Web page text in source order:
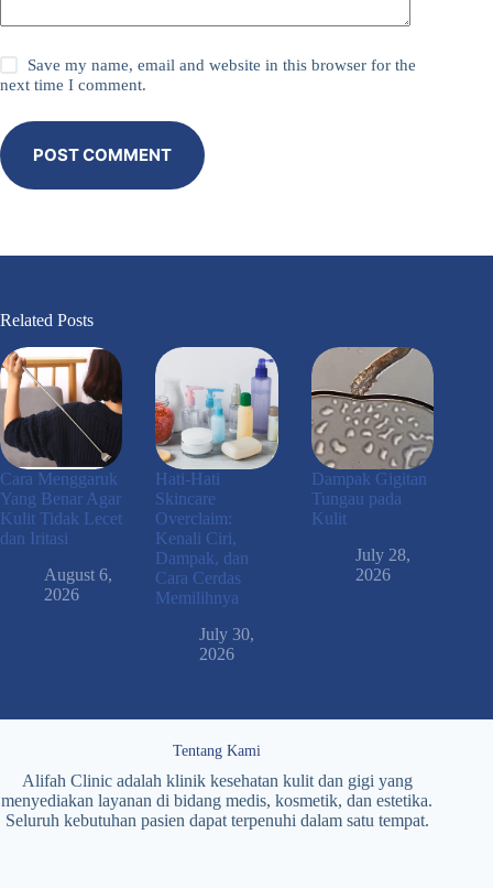
Save my name, email and website in this browser for the
next time I comment.
POST COMMENT
Related Posts
Cara Menggaruk
Yang Benar Agar
Kulit Tidak Lecet
dan Iritasi
August 6,
2026
Hati-Hati
Skincare
Overclaim:
Kenali Ciri,
Dampak, dan
Cara Cerdas
Memilihnya
July 30,
2026
Dampak Gigitan
Tungau pada
Kulit
July 28,
2026
Tentang Kami
Alifah Clinic adalah klinik kesehatan kulit dan gigi yang
menyediakan layanan di bidang medis, kosmetik, dan estetika.
Seluruh kebutuhan pasien dapat terpenuhi dalam satu tempat.